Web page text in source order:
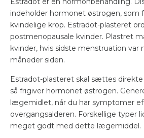
indeholder hormonet østrogen, som
kvindelige krop. Estradot-plasteret
postmenopausale kvinder. Plastret
kvinder, hvis sidste menstruation var
måneder siden.
Estradot-plasteret skal sættes
så frigiver hormonet østrogen.
lægemidlet, når du har symptomer
overgangsalderen. Forskellige typer
meget godt med dette lægemiddel.